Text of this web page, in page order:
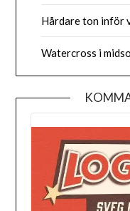
Hårdare ton inför
Watercross i